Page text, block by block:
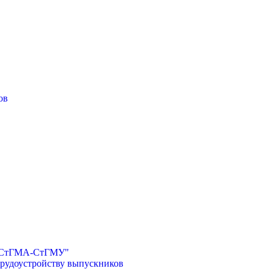
СтГМА-СтГМУ"
выпускников